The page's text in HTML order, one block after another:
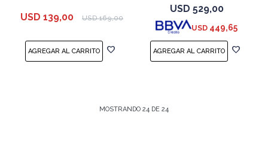
USD 139,00 USD 169,00
Blue 15.6"
USD 529,00
USD 449,65
MOSTRANDO 24 DE 24